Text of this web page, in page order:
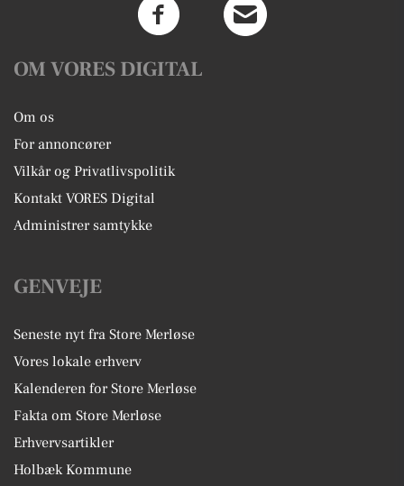
OM VORES DIGITAL
Om os
For annoncører
Vilkår og Privatlivspolitik
Kontakt VORES Digital
Administrer samtykke
GENVEJE
Seneste nyt fra Store Merløse
Vores lokale erhverv
Kalenderen for Store Merløse
Fakta om Store Merløse
Erhvervsartikler
Holbæk Kommune